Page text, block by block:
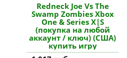
Redneck Joe Vs The
Swamp Zombies Xbox
One & Series X|S
(покупка на любой
аккаунт / ключ) (США)
купить игру